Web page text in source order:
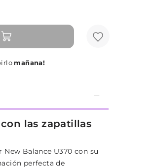
mañana!
las zapatillas
Balance U370 con su
perfecta de